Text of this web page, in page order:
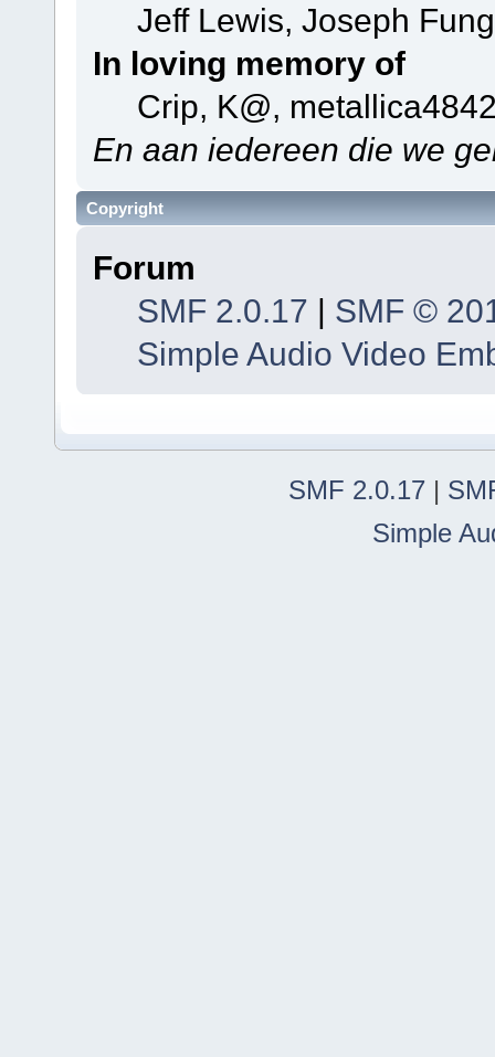
Jeff Lewis, Joseph
In loving memory of
Crip, K@,
En aan iedereen die we
Copyright
Forum
SMF 2.0.17 | SMF ©
Simple Audio Video
SMF 2.0.17 |
Simple